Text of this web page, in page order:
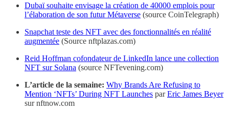
Dubaï souhaite envisage la création de 40000 emplois pour
l’élaboration de son futur Métaverse (source CoinTelegraph)
Snapchat teste des NFT avec des fonctionnalités en réalité
augmentée (Source nftplazas.com)
Reid Hoffman cofondateur de LinkedIn lance une collection
NFT sur Solana (source NFTevening.com)
L’article de la semaine: Why Brands Are Refusing to
Mention ‘NFTs’ During NFT Launches parEric James Beyer
sur nftnow.com